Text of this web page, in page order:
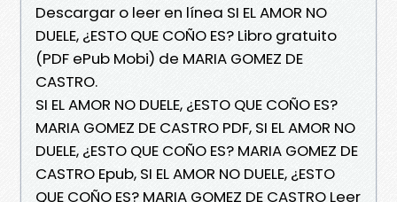
Descargar o leer en línea SI EL AMOR NO
DUELE, ¿ESTO QUE COÑO ES? Libro gratuito
(PDF ePub Mobi) de MARIA GOMEZ DE
CASTRO.
SI EL AMOR NO DUELE, ¿ESTO QUE COÑO ES?
MARIA GOMEZ DE CASTRO PDF, SI EL AMOR NO
DUELE, ¿ESTO QUE COÑO ES? MARIA GOMEZ DE
CASTRO Epub, SI EL AMOR NO DUELE, ¿ESTO
QUE COÑO ES? MARIA GOMEZ DE CASTRO Leer